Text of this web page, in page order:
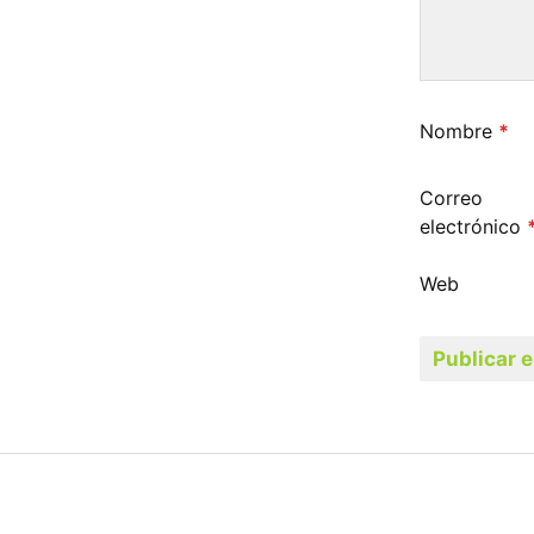
Nombre *
Correo
electrónico
Web